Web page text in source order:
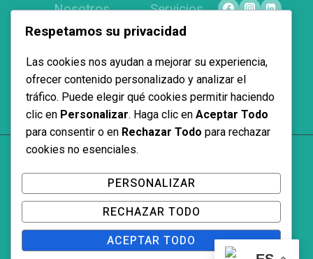
Nosotros
Productos
Proyectos
Contacto
Servicios
Equipamiento
Interiorismo
Proyectos a
medida
Aviso Legal y Política de Privacidad
Respetamos su privacidad
Las cookies nos ayudan a mejorar su experiencia,
ofrecer contenido personalizado y analizar el
tráfico. Puede elegir qué cookies permitir haciendo
clic en Personalizar. Haga clic en Aceptar Todo
para consentir o en Rechazar Todo para rechazar
cookies no esenciales.
PERSONALIZAR
RECHAZAR TODO
ACEPTAR TODO